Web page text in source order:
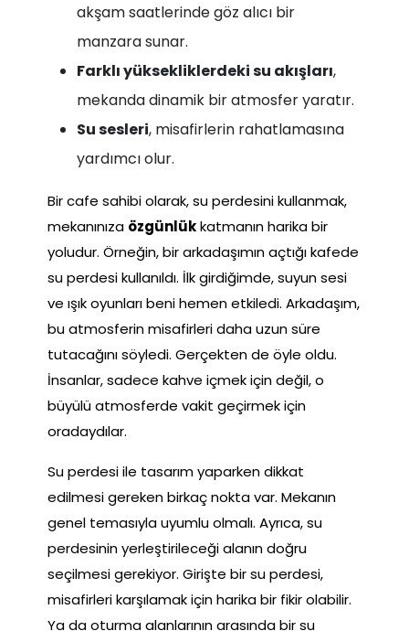
akşam saatlerinde göz alıcı bir
manzara sunar.
Farklı yüksekliklerdeki su akışları,
mekanda dinamik bir atmosfer yaratır.
Su sesleri, misafirlerin rahatlamasına
yardımcı olur.
Bir cafe sahibi olarak, su perdesini kullanmak,
mekanınıza özgünlükkatmanın harika bir
yoludur. Örneğin, bir arkadaşımın açtığı kafede
su perdesi kullanıldı. İlk girdiğimde, suyun sesi
ve ışık oyunları beni hemen etkiledi. Arkadaşım,
bu atmosferin misafirleri daha uzun süre
tutacağını söyledi. Gerçekten de öyle oldu.
İnsanlar, sadece kahve içmek için değil, o
büyülü atmosferde vakit geçirmek için
oradaydılar.
Su perdesi ile tasarım yaparken dikkat
edilmesi gereken birkaç nokta var. Mekanın
genel temasıyla uyumlu olmalı. Ayrıca, su
perdesinin yerleştirileceği alanın doğru
seçilmesi gerekiyor. Girişte bir su perdesi,
misafirleri karşılamak için harika bir fikir olabilir.
Ya da oturma alanlarının arasında bir su